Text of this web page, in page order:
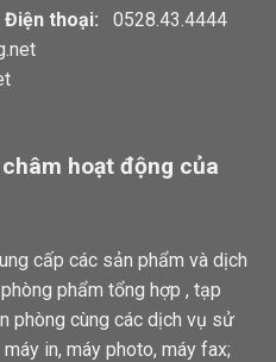
Điện thoại: 0528.43.4444
hoạt động của
cấp các sản phẩm và dịch
phẩm tổng hợp , tạp
phòng cùng các dịch vụ sử
in, máy photo, máy fax;